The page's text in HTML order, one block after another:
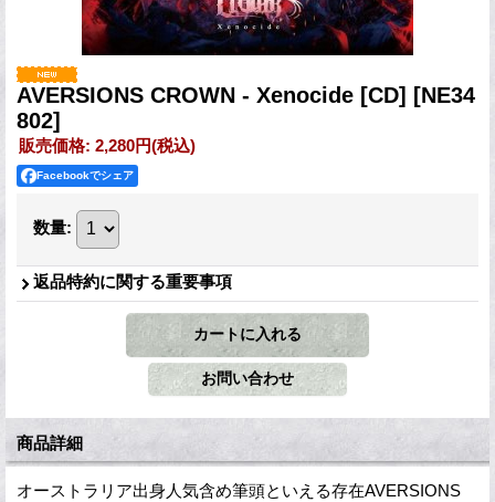
AVERSIONS CROWN - Xenocide [CD] [NE34
802]
販売価格: 2,280円(税込)
Facebookでシェア
数量:
返品特約に関する重要事項
商品詳細
オーストラリア出身人気含め筆頭といえる存在AVERSIONS